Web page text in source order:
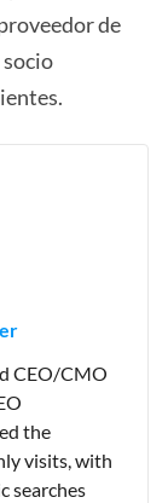
de
socio
CEO/CMO
the
visits, with
searches